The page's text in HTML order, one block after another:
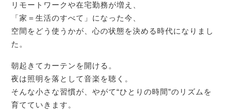
リモートワークや在宅勤務が増え、
「家＝生活のすべて」になった今、
空間をどう使うかが、心の状態を決める時代になりまし
た。
朝起きてカーテンを開ける。
夜は照明を落として音楽を聴く。
そんな小さな習慣が、やがて“ひとりの時間”のリズムを
育てていきます。